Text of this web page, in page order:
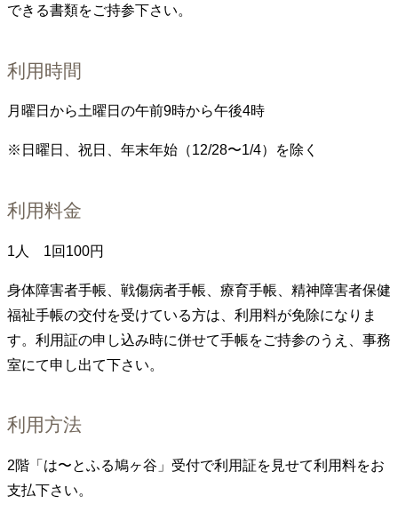
できる書類をご持参下さい。
利用時間
月曜日から土曜日の午前9時から午後4時
※日曜日、祝日、年末年始（12/28〜1/4）を除く
利用料金
1人 1回100円
身体障害者手帳、戦傷病者手帳、療育手帳、精神障害者保健
福祉手帳の交付を受けている方は、利用料が免除になりま
す。利用証の申し込み時に併せて手帳をご持参のうえ、事務
室にて申し出て下さい。
利用方法
2階「は〜とふる鳩ヶ谷」受付で利用証を見せて利用料をお
支払下さい。